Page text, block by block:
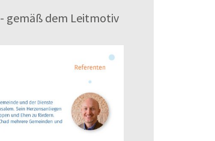
gemäß dem Leitmotiv